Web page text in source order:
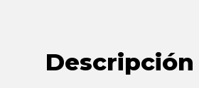
Descripción